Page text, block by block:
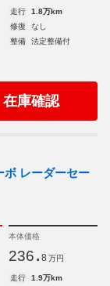
走行
1.8万km
修復
なし
整備
法定整備付
在庫確認
ボ レーダーセー
本体価格
236. 8 万円
走行
1.9万km